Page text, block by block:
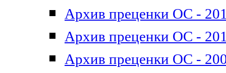
Архив преценки ОС -
Архив преценки ОС -
Архив преценки ОС -